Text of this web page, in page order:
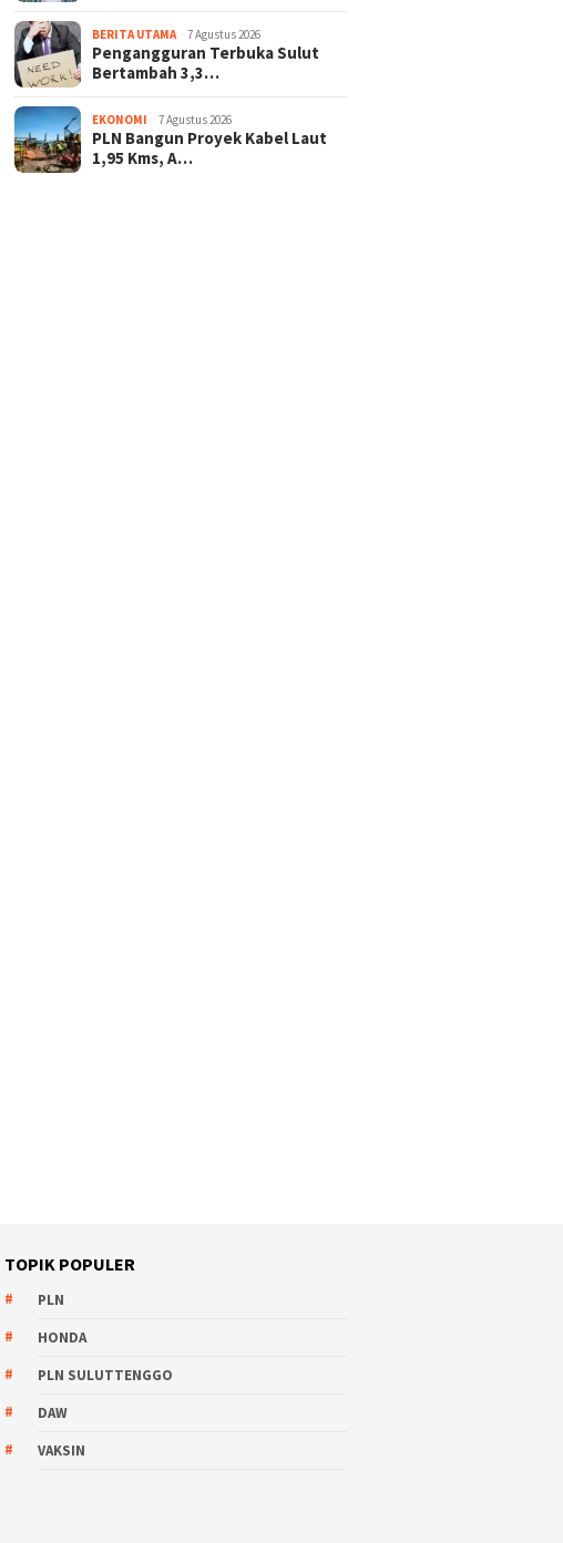
BERITA UTAMA 7 Agustus 2026
Pengangguran Terbuka Sulut
Bertambah 3,3…
EKONOMI 7 Agustus 2026
PLN Bangun Proyek Kabel Laut
1,95 Kms, A…
TOPIK POPULER
PLN
HONDA
PLN SULUTTENGGO
DAW
VAKSIN